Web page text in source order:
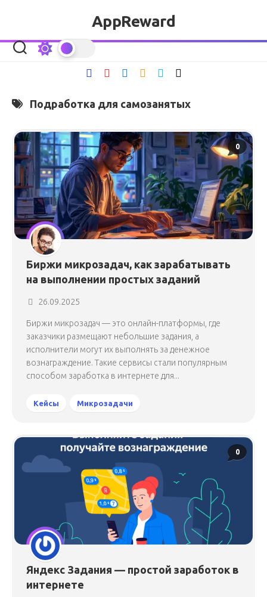
AppReward
Подработка для самозанятых
0
Биржи микрозадач, как зарабатывать
на выполнении простых заданий
26.09.2025
Биржи микрозадач — это онлайн-платформы, где
заказчики размещают небольшие задания, а
исполнители могут их выполнять за денежное
вознаграждение. Такие сервисы стали популярным
способом заработка в интернете для...
Кейсы Микрозадачи
0
Яндекс Задания — простой заработок в
интернете